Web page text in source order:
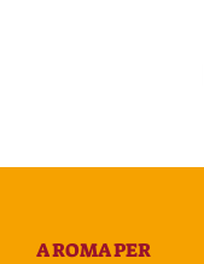
A ROMA PER